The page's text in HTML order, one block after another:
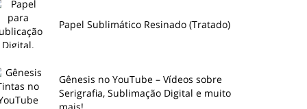
Papel Sublimático Resinado (Tratado)
Gênesis no YouTube – Vídeos sobre
Serigrafia, Sublimação Digital e muito